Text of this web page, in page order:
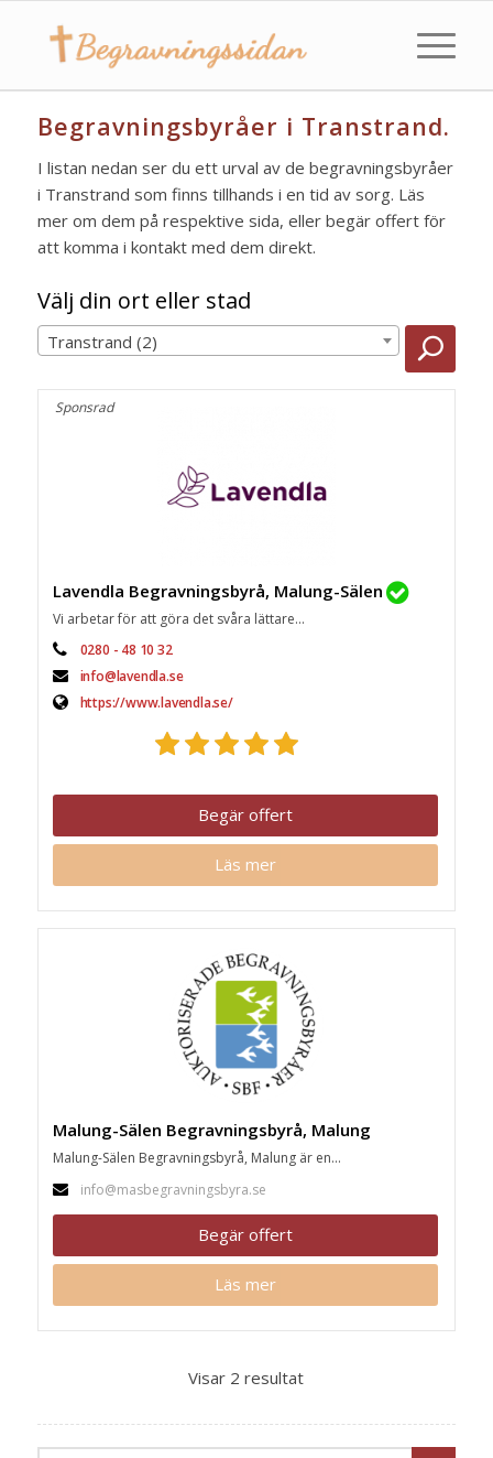
Begravningsbyråer i Transtrand.
I listan nedan ser du ett urval av de begravningsbyråer
i Transtrand som finns tillhands i en tid av sorg. Läs
mer om dem på respektive sida, eller begär offert för
att komma i kontakt med dem direkt.
Välj din ort eller stad
Transtrand (2)
Sponsrad
Lavendla Begravningsbyrå, Malung-Sälen
Vi arbetar för att göra det svåra lättare...
0280 - 48 10 32
info@lavendla.se
https://www.lavendla.se/
Begär offert
Läs mer
Malung-Sälen Begravningsbyrå, Malung
Malung-Sälen Begravningsbyrå, Malung är en...
info@masbegravningsbyra.se
Begär offert
Läs mer
Visar 2 resultat